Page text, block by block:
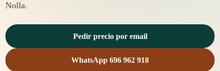
Nolla.
Pedir precio por email
WhatsApp 696 962 918